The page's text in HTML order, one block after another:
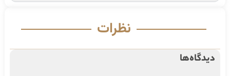
نظرات
دیدگاه‌ها